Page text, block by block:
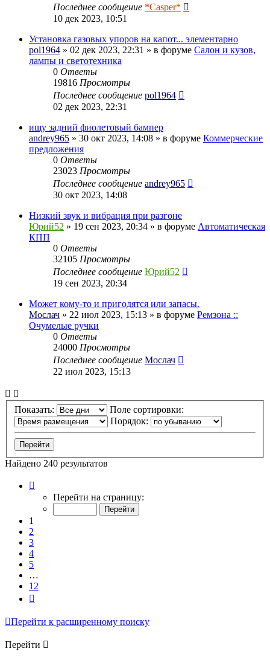
Последнее сообщение *Casper*
10 дек 2023, 10:51
Установка газовых упоров на капот... элементарно
pol1964 » 02 дек 2023, 22:31 » в форуме Салон и кузов,
лампы и светотехника
0 Ответы
19816 Просмотры
Последнее сообщение pol1964
02 дек 2023, 22:31
ищу задний фиолетовый бампер
andrey965 » 30 окт 2023, 14:08 » в форуме Коммерческие
предложения
0 Ответы
23023 Просмотры
Последнее сообщение andrey965
30 окт 2023, 14:08
Низкий звук и вибрация при разгоне
Юрий52 » 19 сен 2023, 20:34 » в форуме Автоматическая
КПП
0 Ответы
32105 Просмотры
Последнее сообщение Юрий52
19 сен 2023, 20:34
Может кому-то и пригодятся или запасы.
Мослач » 22 июл 2023, 15:13 » в форуме Ремзона ::
Очумелые ручки
0 Ответы
24000 Просмотры
Последнее сообщение Мослач
22 июл 2023, 15:13
Показать:
Поле сортировки:
Порядок:
Найдено 240 результатов
Перейти на страницу:
1
2
3
4
5
…
12
Перейти к расширенному поиску
Перейти